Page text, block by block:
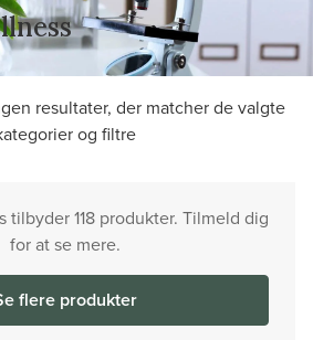
resultater, der matcher de valgte
og filtre
tilbyder 118 produkter. Tilmeld dig
for at se mere.
flere produkter